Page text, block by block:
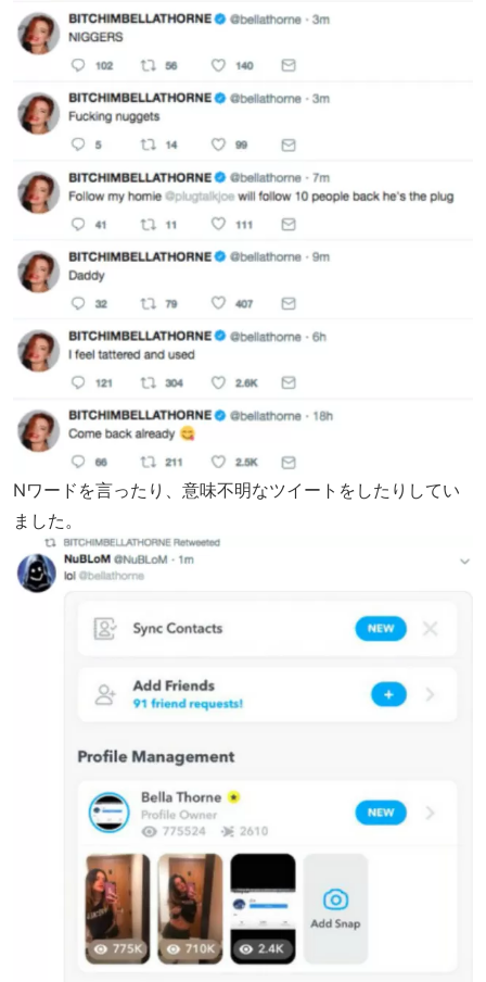
Nワードを言ったり、意味不明なツイートをしたりしてい
ました。